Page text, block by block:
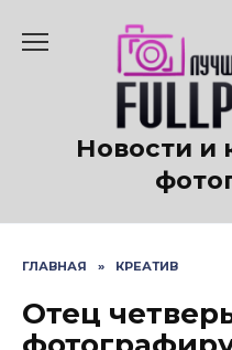
содержанию
Новости и
ГЛАВНАЯ » КРЕАТИВ
Отец